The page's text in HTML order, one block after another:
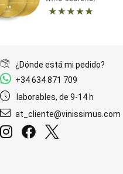
¿Dónde está mi pedido?
+34 634 871 709
laborables, de 9-14 h
at_cliente@vinissimus.com